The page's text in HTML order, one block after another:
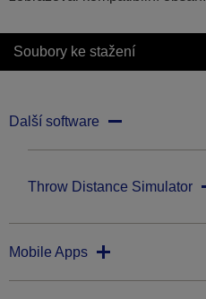
Soubory ke stažení
Další software
Throw Distance Simulator
Mobile Apps